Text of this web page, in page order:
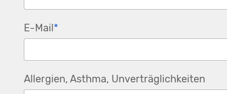
Pflichtfeld
E-Mail*
Allergien, Asthma, Unverträglichkeiten